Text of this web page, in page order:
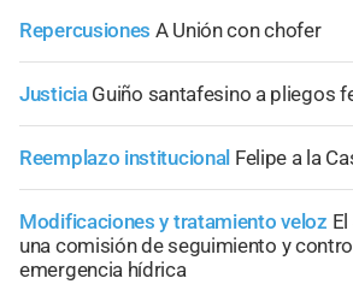
Repercusiones A Unión con chofer
Justicia Guiño santafesino a pliegos
Reemplazo institucional Felipe a la
Modificaciones y tratamiento veloz
una comisión de seguimiento y
emergencia hídrica